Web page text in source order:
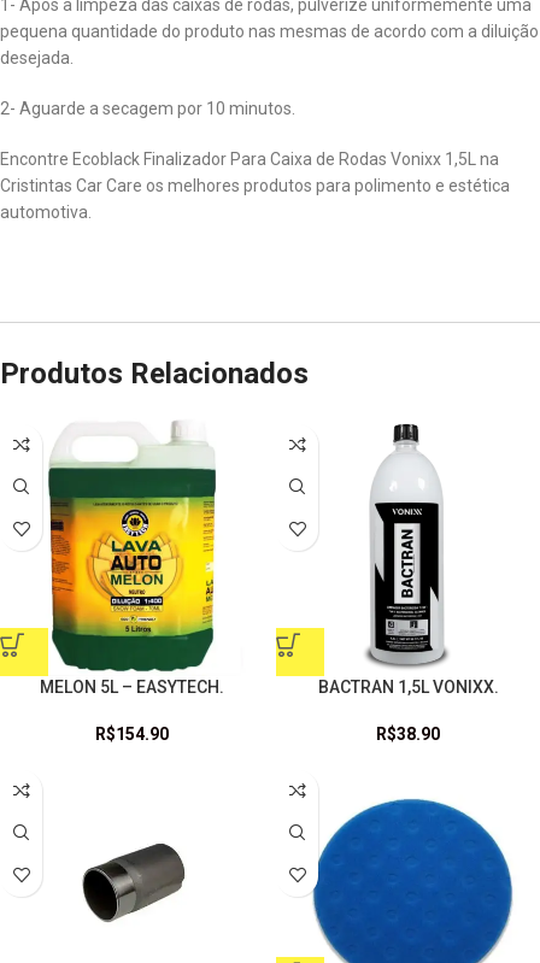
1- Após a limpeza das caixas de rodas, pulverize uniformemente uma
pequena quantidade do produto nas mesmas de acordo com a diluição
desejada.
2- Aguarde a secagem por 10 minutos.
Encontre Ecoblack Finalizador Para Caixa de Rodas Vonixx 1,5L na
Cristintas Car Care os melhores produtos para polimento e estética
automotiva.
Produtos Relacionados
MELON 5L – EASYTECH.
R$154.90
BACTRAN 1,5L VONIXX.
R$38.90